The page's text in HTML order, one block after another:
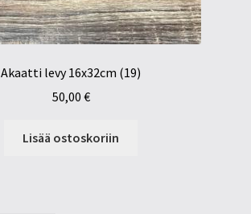
Akaatti levy 16x32cm (19)
50,00 €
Lisää ostoskoriin